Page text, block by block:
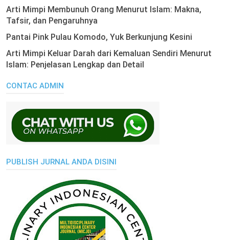
Arti Mimpi Membunuh Orang Menurut Islam: Makna,
Tafsir, dan Pengaruhnya
Pantai Pink Pulau Komodo, Yuk Berkunjung Kesini
Arti Mimpi Keluar Darah dari Kemaluan Sendiri Menurut
Islam: Penjelasan Lengkap dan Detail
CONTAC ADMIN
PUBLISH JURNAL ANDA DISINI